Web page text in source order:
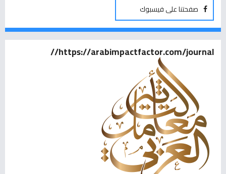
صفحتنا على فيسبوك
https://arabimpactfactor.com/journal//